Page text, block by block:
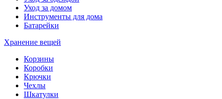
Уход за домом
Инструменты для дома
Батарейки
Хранение вещей
Корзины
Коробки
Крючки
Чехлы
Шкатулки